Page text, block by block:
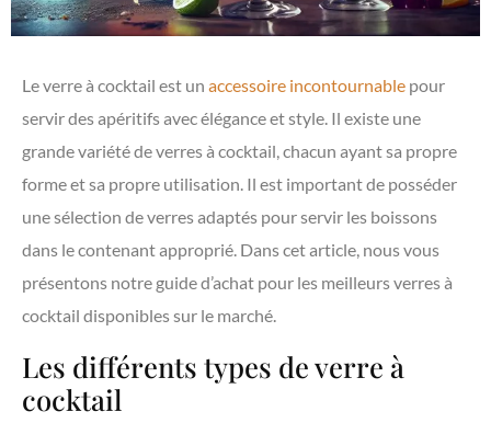
Le verre à cocktail est un accessoire incontournable pour
servir des apéritifs avec élégance et style. Il existe une
grande variété de verres à cocktail, chacun ayant sa propre
forme et sa propre utilisation. Il est important de posséder
une sélection de verres adaptés pour servir les boissons
dans le contenant approprié. Dans cet article, nous vous
présentons notre guide d’achat pour les meilleurs verres à
cocktail disponibles sur le marché.
Les différents types de verre à
cocktail